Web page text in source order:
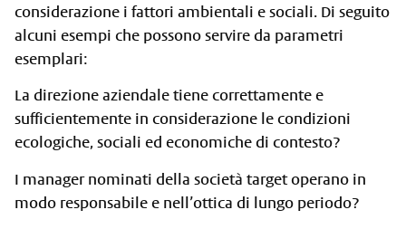
considerazione i fattori ambientali e sociali. Di seguito
alcuni esempi che possono servire da parametri
esemplari:
La direzione aziendale tiene correttamente e
sufficientemente in considerazione le condizioni
ecologiche, sociali ed economiche di contesto?
I manager nominati della società target operano in
modo responsabile e nell’ottica di lungo periodo?